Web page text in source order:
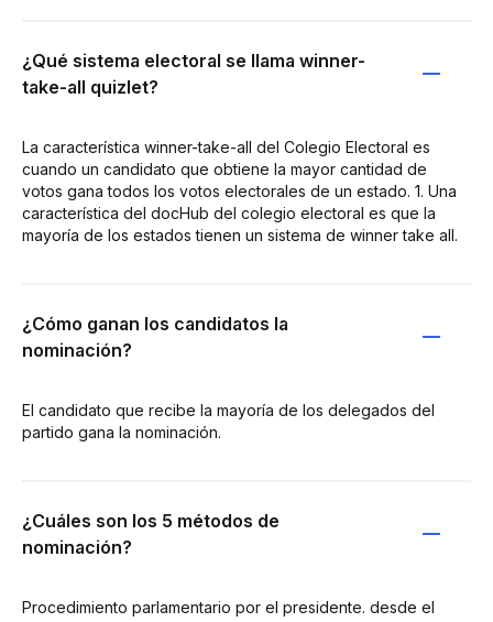
¿Qué sistema electoral se llama winner-
take-all quizlet?
La característica winner-take-all del Colegio Electoral es
cuando un candidato que obtiene la mayor cantidad de
votos gana todos los votos electorales de un estado. 1. Una
característica del docHub del colegio electoral es que la
mayoría de los estados tienen un sistema de winner take all.
¿Cómo ganan los candidatos la
nominación?
El candidato que recibe la mayoría de los delegados del
partido gana la nominación.
¿Cuáles son los 5 métodos de
nominación?
Procedimiento parlamentario por el presidente. desde el